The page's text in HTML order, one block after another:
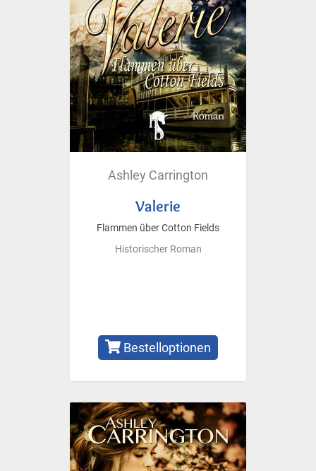
Ashley Carrington
Valerie
Flammen über Cotton Fields
Historischer Roman
Bestelloptionen